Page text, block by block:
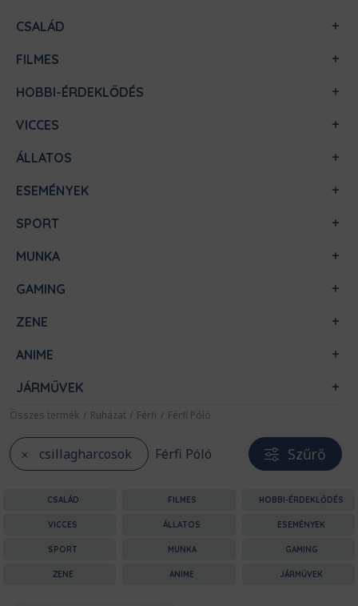
CSALÁD
FILMES
HOBBI-ÉRDEKLŐDÉS
VICCES
ÁLLATOS
ESEMÉNYEK
SPORT
MUNKA
GAMING
ZENE
ANIME
JÁRMŰVEK
Összes termék / Ruházat / Férfi / Férfi Póló
csillagharcosok Férfi Póló Szűrő
CSALÁD FILMES HOBBI-ÉRDEKLŐDÉS
VICCES ÁLLATOS ESEMÉNYEK
SPORT MUNKA GAMING
ZENE ANIME JÁRMŰVEK